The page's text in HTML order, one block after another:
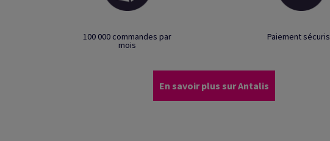
100 000 commandes par
mois
Paiement
En savoir plus sur Antalis